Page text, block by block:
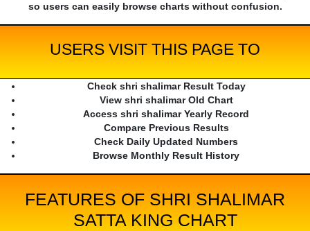
so users can easily browse charts without confusion.
USERS VISIT THIS PAGE TO
Check shri shalimar Result Today
View shri shalimar Old Chart
Access shri shalimar Yearly Record
Compare Previous Results
Check Daily Updated Numbers
Browse Monthly Result History
FEATURES OF SHRI SHALIMAR
SATTA KING CHART